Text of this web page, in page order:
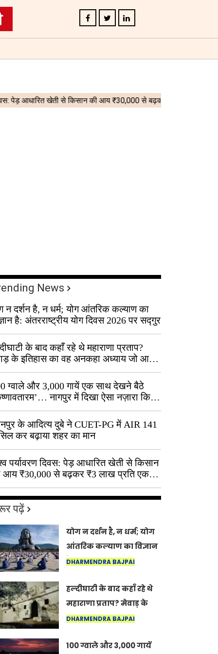
News
न दर्शन है, न धर्म; योग आंतरिक कल्याण का
है: अंतरराष्ट्रीय योग दिवस 2026 पर सद्गुर
के बाद कहाँ रहे थे महाराणा प्रताप?
के इतिहास का वह अनकहा अध्याय जो आज
में जीवित है
ग्वाले और 3,000 गायें एक साथ देखने बैठे
नागपुर में दिखा ऐसा नज़ारा कि
बोले, “ऐसा तो सिर्फ़ कृष्ण ही कर सकते हैं”
के आदित्य दुबे ने CUET-PG में AIR 141
कर बढ़ाया शहर का मान
पर्यावरण दिवस: पेड़ आधारित खेती से किसान
आय ₹30,000 से बढ़कर ₹3 लाख प्रति एकड़
पढ़ें
योग न दर्शन है, न धर्म; योग
आंतरिक कल्याण का विज्ञान
है: अंतरराष्ट्रीय योग दिवस
DHARMENDRA BAJPAI
हल्दीघाटी के बाद कहाँ रहे थे
महाराणा प्रताप? मेवाड़ के
इतिहास का वह अनकहा
में जीवित है
DHARMENDRA BAJPAI
100 ग्वाले और 3,000 गायें